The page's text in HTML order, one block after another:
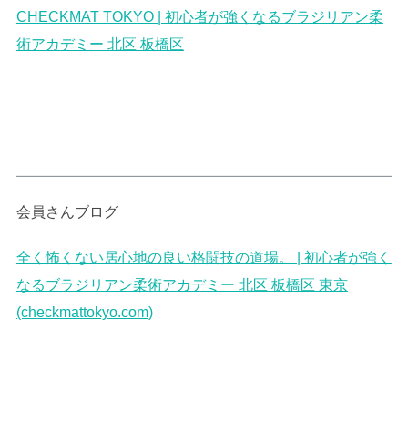
CHECKMAT TOKYO | 初心者が強くなるブラジリアン柔
術アカデミー 北区 板橋区
会員さんブログ
全く怖くない居心地の良い格闘技の道場。 | 初心者が強く
なるブラジリアン柔術アカデミー 北区 板橋区 東京
(checkmattokyo.com)